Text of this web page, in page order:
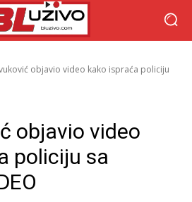
objavio video kako ispraća policiju
objavio video
policiju sa